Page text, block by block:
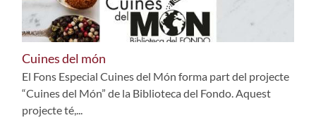
Cuines del món
El Fons Especial Cuines del Món forma part del projecte
“Cuines del Món” de la Biblioteca del Fondo. Aquest
projecte té,...